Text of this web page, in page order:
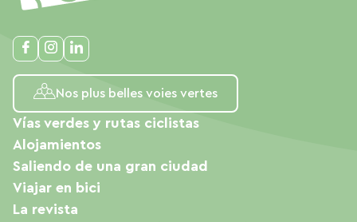
Nos plus belles voies vertes
Vías verdes y rutas ciclistas
Alojamientos
Saliendo de una gran ciudad
Viajar en bici
La revista